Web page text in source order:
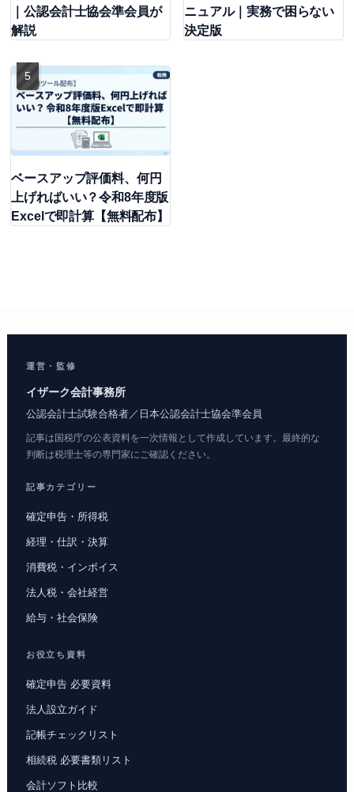
｜公認会計士協会準会員が
解説
ニュアル｜実務で困らない
決定版
ベースアップ評価料、何円
上げればいい？令和8年度版
Excelで即計算【無料配布】
運営・監修
イザーク会計事務所
公認会計士試験合格者／日本公認会計士協会準会員
記事は国税庁の公表資料を一次情報として作成しています。最終的な
判断は税理士等の専門家にご確認ください。
記事カテゴリー
確定申告・所得税
経理・仕訳・決算
消費税・インボイス
法人税・会社経営
給与・社会保険
お役立ち資料
確定申告 必要資料
法人設立ガイド
記帳チェックリスト
相続税 必要書類リスト
会計ソフト比較